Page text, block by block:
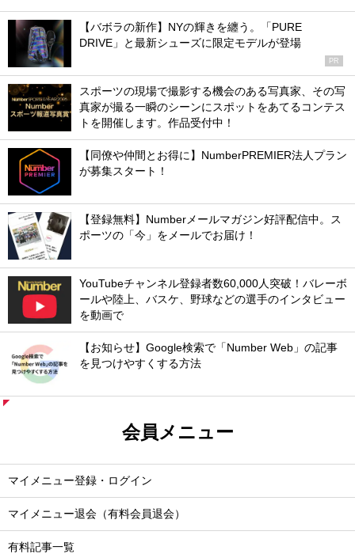
【バボラの新作】NYの輝きを纏う。「PURE
DRIVE」と最新シューズに限定モデルが登場
PR
スポーツの現場で撮影する機会のある写真家、その写
真家が撮る一瞬のシーンにスポットをあてるコンテス
トを開催します。作品受付中！
【同僚や仲間とお得に】NumberPREMIER法人プラン
が募集スタート！
【登録無料】Numberメールマガジン好評配信中。ス
ポーツの「今」をメールでお届け！
YouTubeチャンネル登録者数60,000人突破！バレーボ
ールや陸上、バスケ、野球などの選手のインタビュー
を動画で
【お知らせ】Google検索で「Number Web」の記事
を見つけやすくする方法
会員メニュー
マイメニュー登録・ログイン
マイメニュー退会（有料会員退会）
有料記事一覧